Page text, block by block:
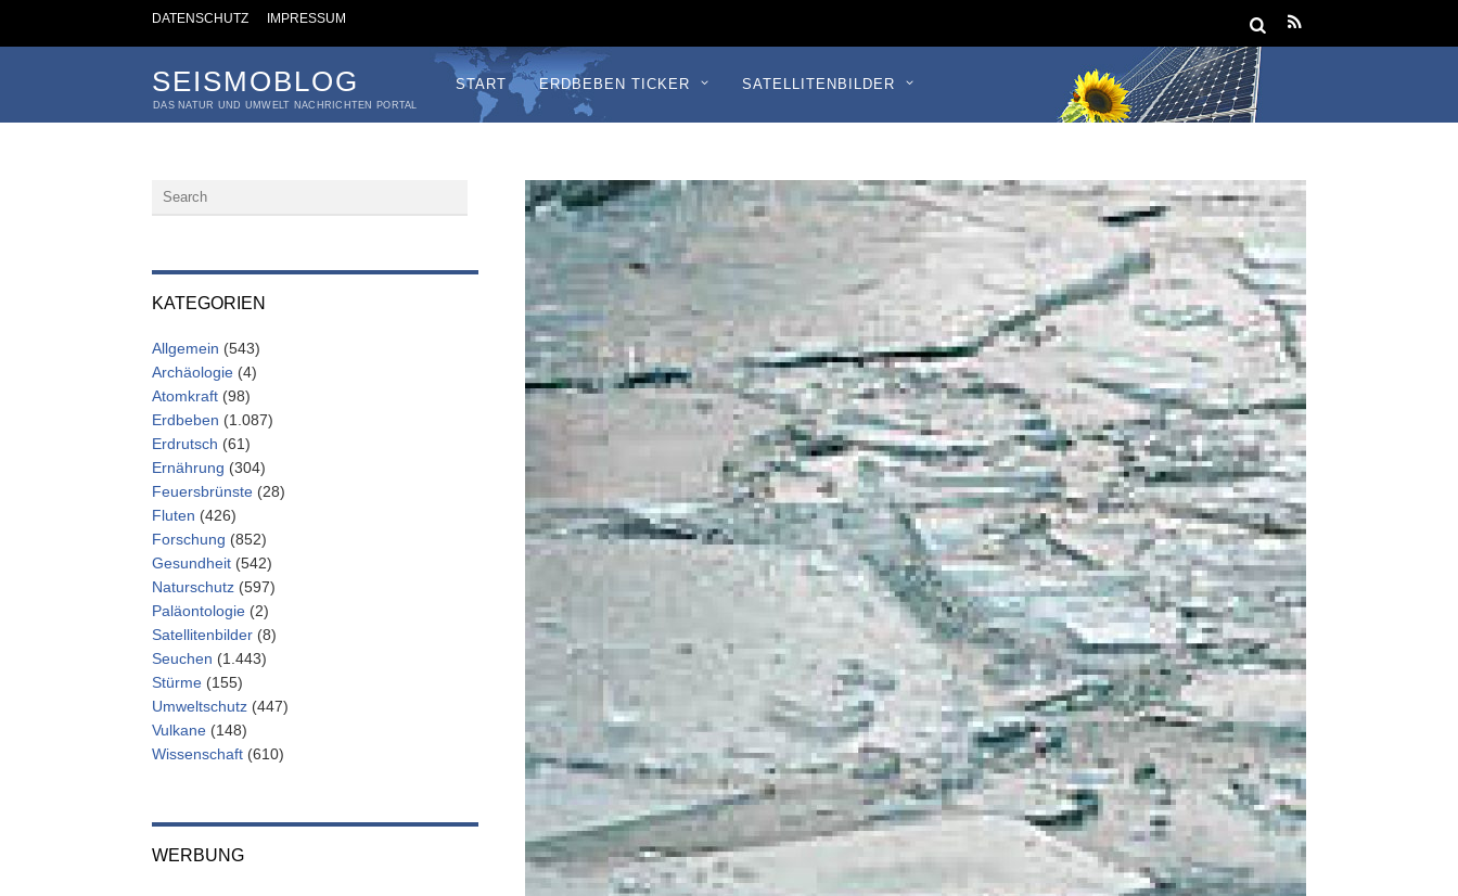
DATENSCHUTZ IMPRESSUM
SEISMOBLOG
DAS NATUR UND UMWELT NACHRICHTEN PORTAL
START ERDBEBEN TICKER SATELLITENBILDER
KATEGORIEN
Allgemein (543)
Archäologie (4)
Atomkraft (98)
Erdbeben (1.087)
Erdrutsch (61)
Ernährung (304)
Feuersbrünste (28)
Fluten (426)
Forschung (852)
Gesundheit (542)
Naturschutz (597)
Paläontologie (2)
Satellitenbilder (8)
Seuchen (1.443)
Stürme (155)
Umweltschutz (447)
Vulkane (148)
Wissenschaft (610)
WERBUNG